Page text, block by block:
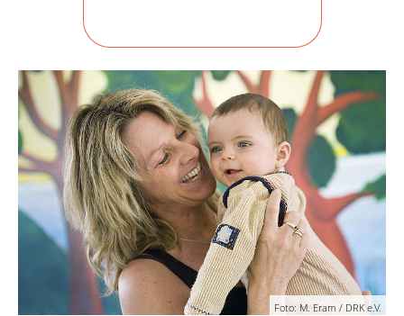
Foto: M. Eram / DRK e.V.